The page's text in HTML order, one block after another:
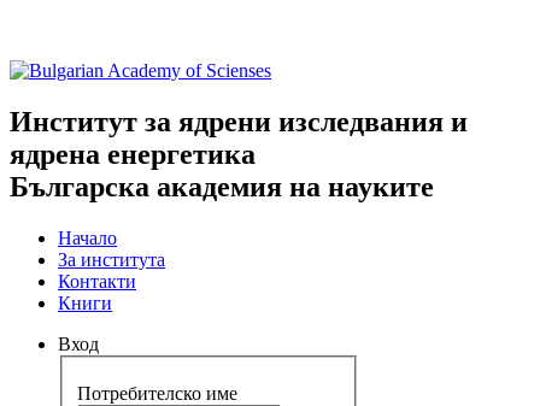
Институт за ядрени изследвания и
ядрена енергетика
Българска академия на науките
Начало
За института
Контакти
Книги
Вход
Потребителско име